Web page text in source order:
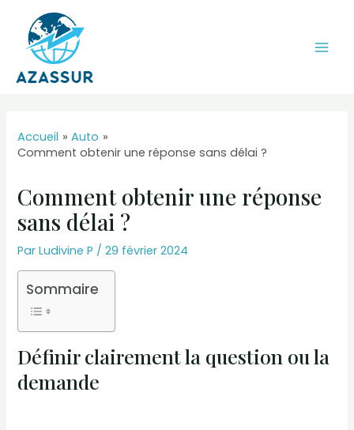
contenu
Accueil
Auto
Comment obtenir une réponse sans délai ?
Comment obtenir une réponse
sans délai ?
ParLudivine P /29 février 2024
Sommaire
Définir clairement la question ou la
demande